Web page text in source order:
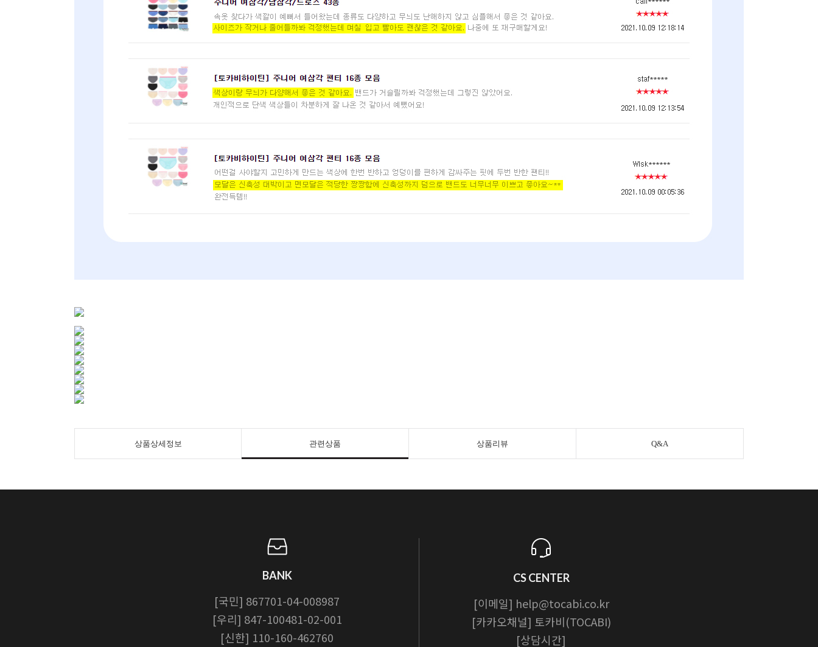
상품상세정보 관련상품 상품리뷰 Q&A
BANK
[국민] 867701-04-008987
[우리] 847-100481-02-001
[신한] 110-160-462760
CS CENTER
[이메일] help@tocabi.co.kr
[카카오채널] 토카비(TOCABI)
[상담시간]